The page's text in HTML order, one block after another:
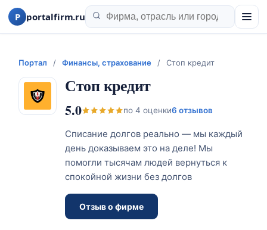
P portalfirm.ru
Портал / Финансы, страхование / Стоп кредит
Стоп кредит
5.0 по4 оценки6 отзывов
Списание долгов реально — мы каждый
день доказываем это на деле! Мы
помогли тысячам людей вернуться к
спокойной жизни без долгов
Отзыв о фирме